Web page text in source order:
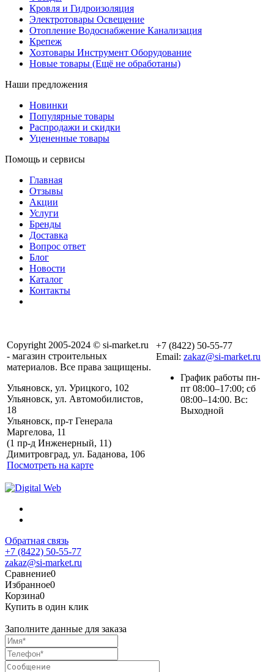
Кровля и Гидроизоляция
Электротовары Освещение
Отопление Водоснабжение Канализация
Крепеж
Хозтовары Инструмент Оборудование
Новые товары (Ещё не обработаны)
Наши предложения
Новинки
Популярные товары
Распродажи и скидки
Уцененные товары
Помощь и сервисы
Главная
Отзывы
Акции
Услуги
Бренды
Доставка
Вопрос ответ
Блог
Новости
Каталог
Контакты
Copyright 2005-2024 © si-market.ru
- магазин строительных
материалов. Все права защищены.
Ульяновск, ул. Урицкого, 102
Ульяновск, ул. Автомобилистов,
18
Ульяновск, пр-т Генерала
Маргелова, 11
(1 пр-д Инженерный, 11)
Димитровград, ул. Баданова, 106
Посмотреть на карте
+7 (8422) 50-55-77
Email: zakaz@si-market.ru
График работы пн-
пт 08:00–17:00; сб
08:00–14:00. Вс:
Выходной
Обратная связь
+7 (8422) 50-55-77
zakaz@si-market.ru
Сравнение0
Избранное0
Корзина0
Купить в один клик
Заполните данные для заказа